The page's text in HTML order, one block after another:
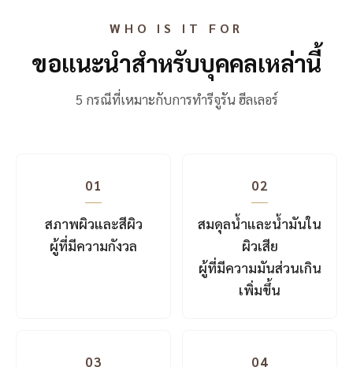
WHO IS IT FOR
ขอแนะนำสำหรับบุคคลเหล่านี้
5 กรณีที่เหมาะกับการทำรีจูรัน ฮีลเลอร์
01
สภาพผิวและสีผิว
ผู้ที่มีความกังวล
02
สมดุลน้ำและน้ำมันใน
ผิวเสีย
ผู้ที่มีความมันส่วนเกิน
เพิ่มขึ้น
03 04